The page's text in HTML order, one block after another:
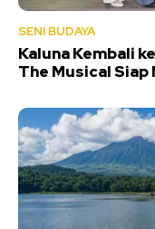
SENI BUDAYA
Kaluna Kembali
The Musical